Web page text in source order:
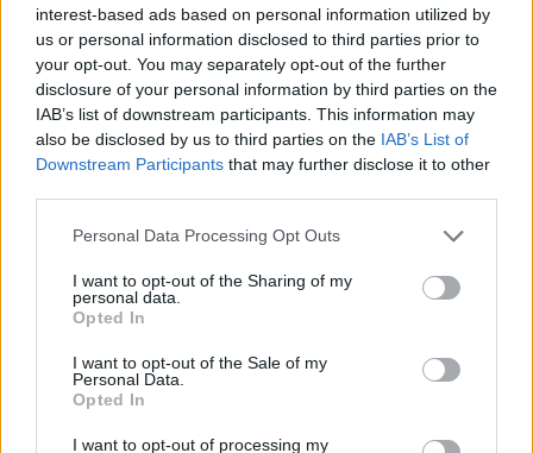
interest-based ads based on personal information utilized by
us or personal information disclosed to third parties prior to
your opt-out. You may separately opt-out of the further
disclosure of your personal information by third parties on the
IAB’s list of downstream participants. This information may
also be disclosed by us to third parties on the IAB’s List of
Downstream Participants that may further disclose it to other
Please note that this website/app uses one or more Google
not limited to your visit or usage behaviour. You may click to
grant or deny consent to Google and its third-party tags to
use your data for below specified purposes in below Google
consent section.
Personal Data Processing Opt Outs
I want to opt-out of the Sharing of my
personal data.
Opted In
I want to opt-out of the Sale of my
Personal Data.
Opted In
I want to opt-out of processing my
1 éves műszaki vizsga: ezért szigorúbb a taxisok,
mentők és személyszállító járművek ellenőrzése